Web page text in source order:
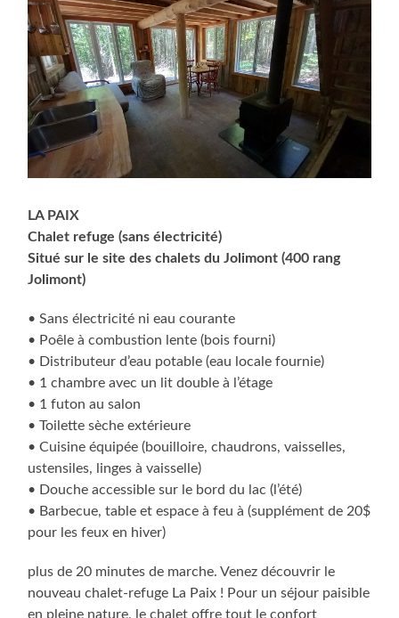
LA PAIX
Chalet refuge (sans électricité)
Situé sur le site des chalets du Jolimont (400 rang
Jolimont)
• Sans électricité ni eau courante
• Poêle à combustion lente (bois fourni)
• Distributeur d’eau potable (eau locale fournie)
• 1 chambre avec un lit double à l’étage
• 1 futon au salon
• Toilette sèche extérieure
• Cuisine équipée (bouilloire, chaudrons, vaisselles,
ustensiles, linges à vaisselle)
• Douche accessible sur le bord du lac (l’été)
• Barbecue, table et espace à feu à (supplément de 20$
pour les feux en hiver)
plus de 20 minutes de marche. Venez découvrir le
nouveau chalet-refuge La Paix ! Pour un séjour paisible
en pleine nature, le chalet offre tout le confort